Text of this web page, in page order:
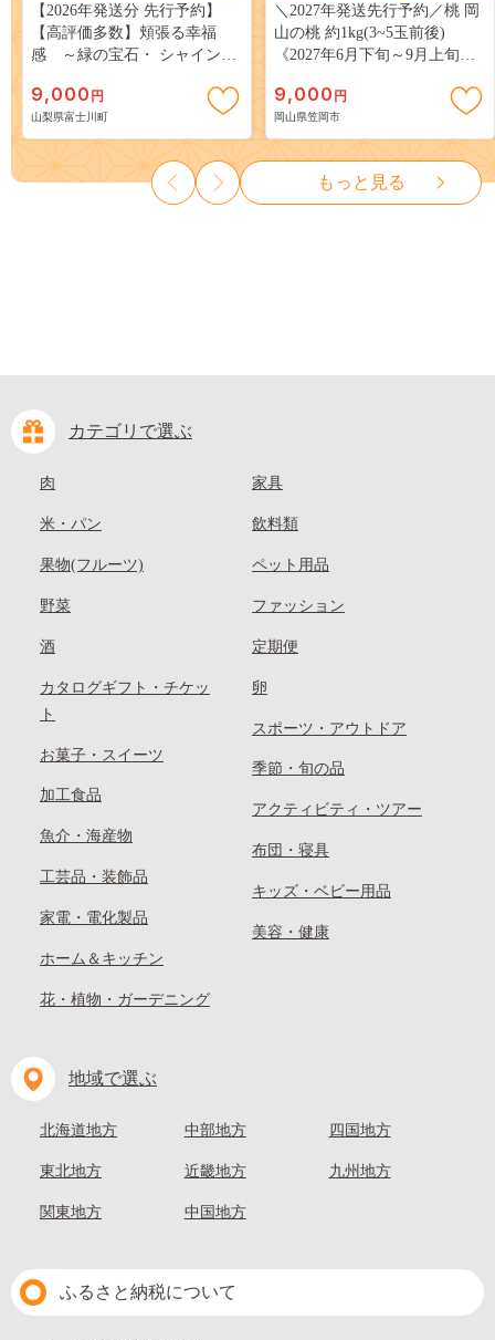
【2026年発送分 先行予約】
【高評価多数】頬張る幸福
感 ～緑の宝石・ シャインマ
３房） フルーツ 山梨県産 果
物 くだもの シャイン マスカ
ット ぶどう ブドウ 葡萄 大粒
種なし 先行予約 富士川町
10000円 一万円 9000円 九千円
9,000 円
山梨県富士川町
＼2027年発送先行予約／桃 岡
山の桃 約1kg(3~5玉前後)
《2027年6月下旬～9月上旬頃
岡山 はくとう スイーツ フル
ーツ 果物 デザート 旬 モモ も
も 先行予約 送料無料 果物 岡
山県 笠岡市 清水白桃 白鳳 白
麗 クール便---
kasaoka_zsy_419_100---
9,000 円
岡山県笠岡市
もっと見る
カテゴリで選ぶ
肉
米・パン
果物(フルーツ)
野菜
酒
カタログギフト・チケッ
ト
お菓子・スイーツ
加工食品
魚介・海産物
工芸品・装飾品
家電・電化製品
ホーム＆キッチン
花・植物・ガーデニング
家具
飲料類
ペット用品
ファッション
定期便
卵
スポーツ・アウトドア
季節・旬の品
アクティビティ・ツアー
布団・寝具
キッズ・ベビー用品
美容・健康
地域で選ぶ
北海道地方
東北地方
関東地方
中部地方
近畿地方
中国地方
四国地方
九州地方
ふるさと納税について